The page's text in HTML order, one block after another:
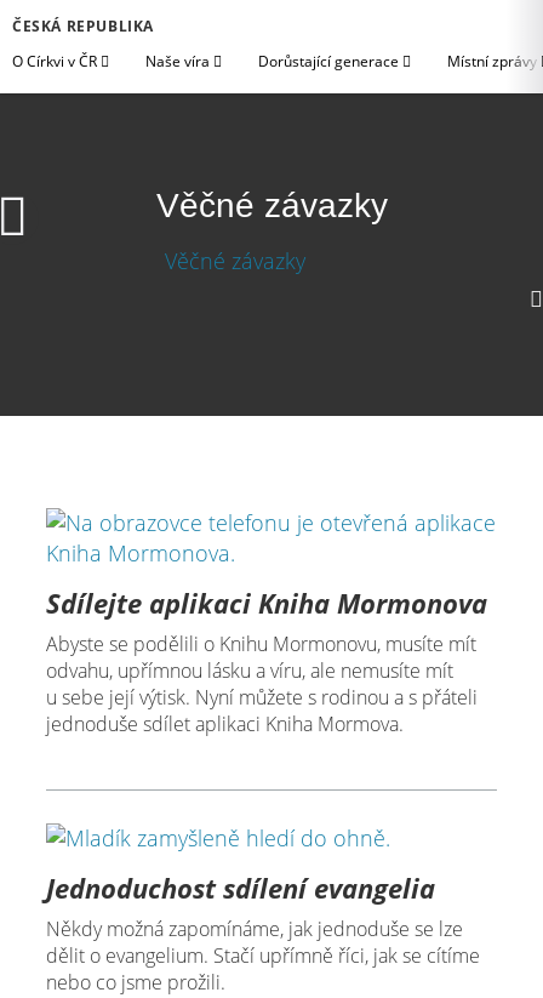
ČESKÁ REPUBLIKA
O Církvi v ČR
Naše víra Dorůstající generace Místní zprávy
Věčné závazky
Sdílejte aplikaci Kniha Mormonova
Abyste se podělili o Knihu Mormonovu, musíte mít
odvahu, upřímnou lásku a víru, ale nemusíte mít
u sebe její výtisk. Nyní můžete s rodinou a s přáteli
jednoduše sdílet aplikaci Kniha Mormova.
Jednoduchost sdílení evangelia
Někdy možná zapomínáme, jak jednoduše se lze
dělit o evangelium. Stačí upřímně říci, jak se cítíme
nebo co jsme prožili.